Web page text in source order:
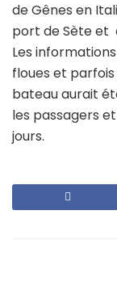
de Gênes en
port de Sète et
Les
floues et
bateau aurait
les passagers
jours.